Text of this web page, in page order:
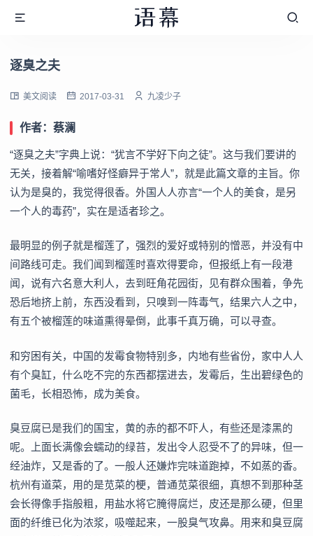
逐臭之夫
美文阅读 2017-03-31 九凌少子
作者：蔡澜
“逐臭之夫”字典上说：“犹言不学好下向之徒”。这与我们要讲的
无关，接着解“喻嗜好怪癖异于常人”，就是此篇文章的主旨。你
认为是臭的，我觉得很香。外国人人亦言“一个人的美食，是另
一个人的毒药”，实在是适者珍之。
最明显的例子就是榴莲了，强烈的爱好或特别的憎恶，并没有中
间路线可走。我们闻到榴莲时喜欢得要命，但报纸上有一段港
闻，说有六名意大利人，去到旺角花园街，见有群众围着，争先
恐后地挤上前，东西没看到，只嗅到一阵毒气，结果六人之中，
有五个被榴莲的味道熏得晕倒，此事千真万确，可以寻查。
和穷困有关，中国的发霉食物特别多，内地有些省份，家中人人
有个臭缸，什么吃不完的东西都摆进去，发霉后，生出碧绿色的
菌毛，长相恐怖，成为美食。
臭豆腐已是我们的国宝，黄的赤的都不吓人，有些还是漆黑的
呢。上面长满像会蠕动的绿苔，发出令人忍受不了的异味，但一
经油炸，又是香的了。一般人还嫌炸完味道跑掉，不如蒸的香。
杭州有道菜，用的是苋菜的梗，普通苋菜很细，真想不到那种茎
会长得像手指般粗，用盐水将它腌得腐烂，皮还是那么硬，但里
面的纤维已化为浓浆，吸噬起来，一股臭气攻鼻。用来和臭豆腐